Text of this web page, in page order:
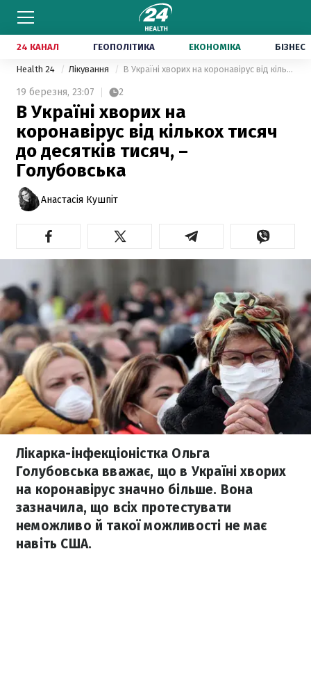
24 КАНАЛ ГЕОПОЛІТИКА ЕКОНОМІКА БІЗНЕС
Health 24 Лікування В Україні хворих на коронавірус від кількох тисяч до десятків тисяч, – Голубовська
19 березня, 23:07 2
В Україні хворих на
коронавірус від кількох тисяч
до десятків тисяч, –
Голубовська
Анастасія Кушпіт
Лікарка-інфекціоністка Ольга
Голубовська вважає, що в Україні хворих
на коронавірус значно більше. Вона
зазначила, що всіх протестувати
неможливо й такої можливості не має
навіть США.